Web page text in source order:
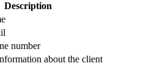
Description
number
about the client